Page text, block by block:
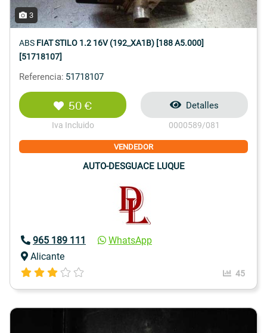
3
ABS FIAT STILO 1.2 16V (192_XA1B) [188 A5.000]
[51718107]
Referencia: 51718107
50 €
Iva Incluido
Detalles
0000589/081
VENDEDOR
AUTO-DESGUACE LUQUE
965 189 111
WhatsApp
Alicante
45